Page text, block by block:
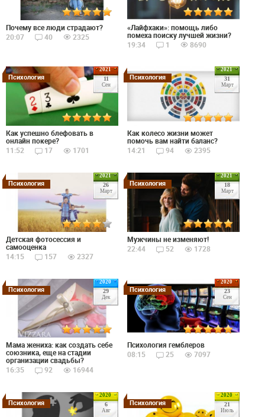
Почему все люди страдают?
20:07
40 2325
«Лайфхаки»: помощь либо
помеха поиску лучшей жизни?
19:34
1 8690
2021
11
Сен
Психология
Как успешно блефовать в
онлайн покере?
11:52
17 1701
2021
31
Март
Психология
Как колесо жизни может
помочь вам найти баланс?
14:21
94 2395
2021
26
Март
Психология
Детская фотосессия и
самооценка
14:15
157 2327
2021
18
Март
Психология
Мужчины не изменяют!
22:44
52 1728
2020
29
Дек
Психология
Мама жениха: как создать себе
союзника, еще на стадии
организации свадьбы?
16:35
92 16944
2020
23
Сен
Психология
Психология гемблеров
08:15
25 7097
2020
6
Авг
Психология
2020
21
Июль
Психология